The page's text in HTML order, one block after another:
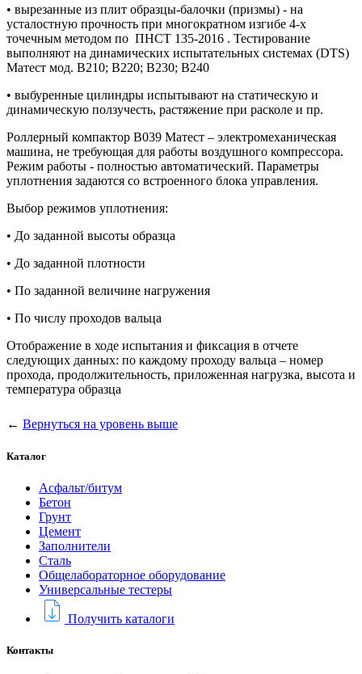
• вырезанные из плит образцы-балочки (призмы) - на
усталостную прочность при многократном изгибе 4-х
точечным методом по ПНСТ 135-2016 . Тестирование
выполняют на динамических испытательных системах (DTS)
Матест мод. B210; B220; B230; B240
• выбуренные цилиндры испытывают на статическую и
динамическую ползучесть, растяжение при расколе и пр.
Роллерный компактор B039 Матест – электромеханическая
машина, не требующая для работы воздушного компрессора.
Режим работы - полностью автоматический. Параметры
уплотнения задаются со встроенного блока управления.
Выбор режимов уплотнения:
• До заданной высоты образца
• До заданной плотности
• По заданной величине нагружения
• По числу проходов вальца
Отображение в ходе испытания и фиксация в отчете
следующих данных: по каждому проходу вальца – номер
прохода, продолжительность, приложенная нагрузка, высота и
температура образца
← Вернуться на уровень выше
Каталог
Асфальт/битум
Бетон
Грунт
Цемент
Заполнители
Сталь
Общелабораторное оборудование
Универсальные тестеры
Получить каталоги
Контакты